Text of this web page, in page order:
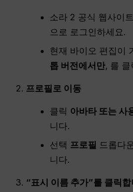
소라 2 공식 웹사이
으로 로그인하세요.
현재 바이오 편집이
톱 버전에서만, 를 클
프로필로 이동
클릭 아바타 또는 사
니다.
선택 프로필 드롭다
니다.
“표시 이름 추가”를 클릭합